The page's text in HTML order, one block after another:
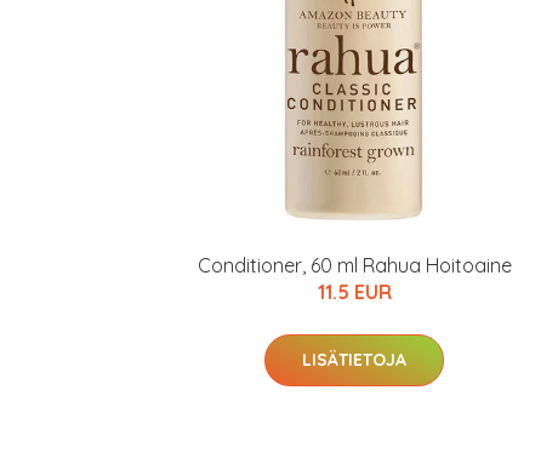
Conditioner, 60 ml Rahua Hoitoaine
11.5 EUR
LISÄTIETOJA